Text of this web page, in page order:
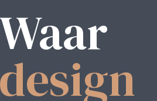
Waar
design